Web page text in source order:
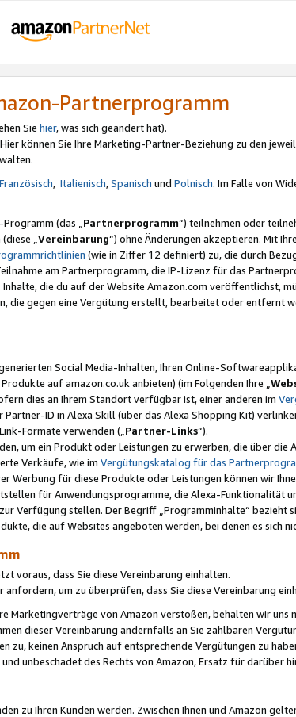
Partnerprogramm
Sie hier, was sich geändert hat).
Hier können Sie Ihre Marketing-Partner-Beziehung zu den
Französisch, Italienisch,Spanisch und Polnisch. Im Falle von
(das „Partnerprogramm“) teilnehmen oder
„Vereinbarung“) ohne Änderungen akzeptieren. Mit
(wie in Ziffer 12 definiert) zu, die durch
am Partnerprogramm, die IP-Lizenz für das
die du auf der Website Amazon.com veröffentlichst,
die gegen eine Vergütung erstellt, bearbeitet oder entfernt
Social Media-Inhalten, Ihren Online-
auf amazon.co.uk anbieten) (im Folgenden Ihre „
dies an Ihrem Standort verfügbar ist, einer anderen im
Partner-ID in Alexa Skill (über das Alexa Shopping Kit)
Formate verwenden („ Partner-Links“).
um ein Produkt oder Leistungen zu erwerben, die über
Verkäufe, wie im Vergütungskatalog für das
für diese Produkte oder Leistungen können wir
für Anwendungsprogramme, die Alexa-Funktionalität
Verfügung stellen. Der Begriff „Programminhalte“ bezieht
die auf Websites angeboten werden, bei denen es sich
voraus, dass Sie diese Vereinbarung einhalten.
um zu überprüfen, dass Sie diese Vereinbarung
Marketingverträge von Amazon verstoßen, behalten wir uns
dieser Vereinbarung andernfalls an Sie zahlbaren
keinen Anspruch auf entsprechende Vergütungen zu
unbeschadet des Rechts von Amazon, Ersatz für darüber
zu Ihren Kunden werden. Zwischen Ihnen und Amazon